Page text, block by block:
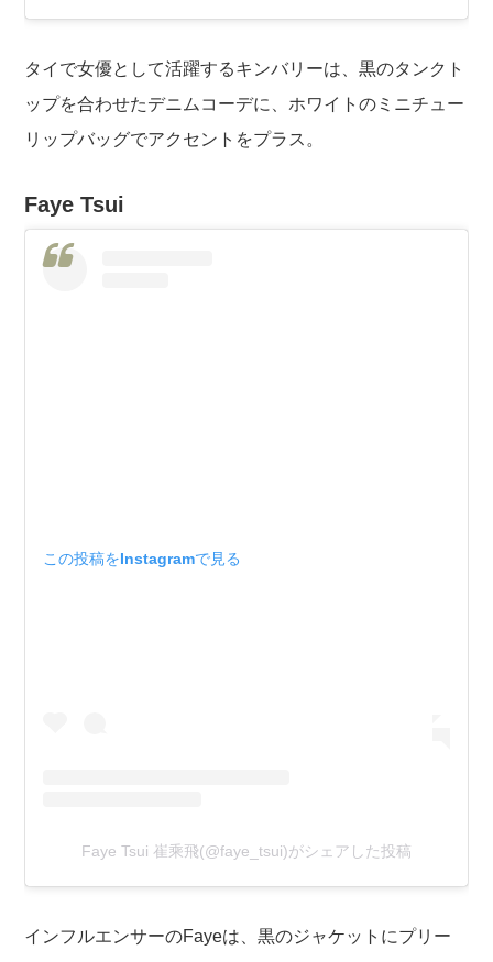
タイで女優として活躍するキンバリーは、黒のタンクト
ップを合わせたデニムコーデに、ホワイトのミニチュー
リップバッグでアクセントをプラス。
Faye Tsui
この投稿をInstagramで見る
Faye Tsui 崔乘飛(@faye_tsui)がシェアした投稿
インフルエンサーのFayeは、黒のジャケットにプリー